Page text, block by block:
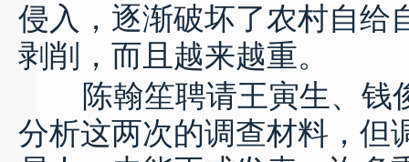
侵入，逐渐破坏了农村自给
剥削，而且越来越重。
陈翰笙聘请王寅生、钱
分析这两次的调查材料，但